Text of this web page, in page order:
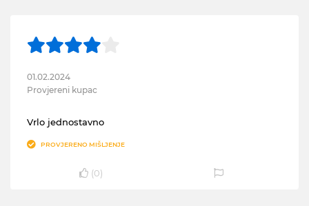
01.02.2024
Provjereni kupac
Vrlo jednostavno
PROVJERENO MIŠLJENJE
(0)